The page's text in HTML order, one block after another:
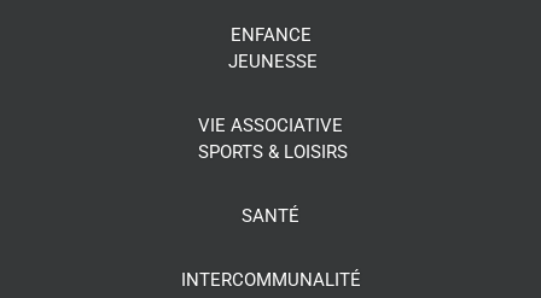
ENFANCE
JEUNESSE
VIE ASSOCIATIVE
SPORTS & LOISIRS
SANTÉ
INTERCOMMUNALITÉ